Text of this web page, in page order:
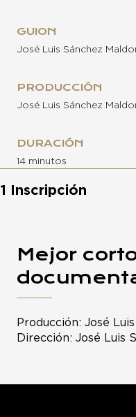
GUION
José Luis Sánchez
PRODUCCIÓN
José Luis Sánchez
DURACIÓN
14 minutos
1 Inscripción
Mejor
Producción: José
Dirección: José Luis